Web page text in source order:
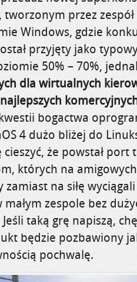
tworzonym przez
Windows, gdzie
przyjęty jako
50% – 70%,
dla wirtualnych
bogactwa
4 dużo bliżej do
że powstał
których na amigowych
zamiast na siłę
zespole bez
taką grę napiszą,
będzie pozbawiony
pochwalę.